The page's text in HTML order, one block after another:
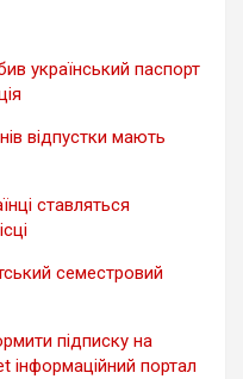
український паспорт
відпустки мають
ставляться
семестровий
підписку на
інформаційний портал